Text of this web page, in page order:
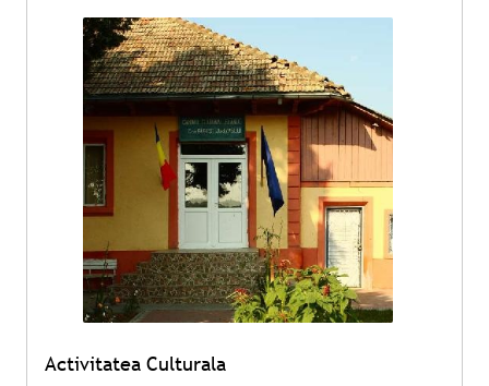
Activitatea Culturala